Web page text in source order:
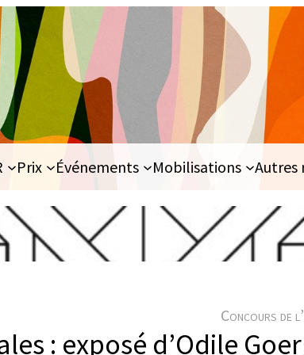
Prix Événements Mobilisations Autres
Concours de
: exposé d’Odile